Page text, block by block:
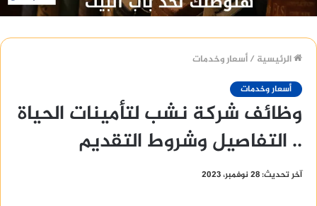
الرئيسية /أسعار وخدمات
أسعار وخدمات
وظائف شركة نشب لتأمينات الحياة
.. التفاصيل وشروط التقديم
آخر تحديث: 28 نوفمبر، 2023